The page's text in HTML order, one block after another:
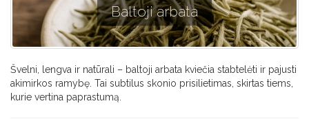
Baltoji arbata
Švelni, lengva ir natūrali – baltoji arbata kviečia stabtelėti ir pajusti
akimirkos ramybę. Tai subtilus skonio prisilietimas, skirtas tiems,
kurie vertina paprastumą.